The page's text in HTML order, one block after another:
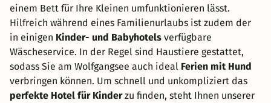
einem Bett für Ihre Kleinen umfunktionieren lässt.
Hilfreich während eines Familienurlaubs ist zudem der
in einigen Kinder- und Babyhotels verfügbare
Wäscheservice. In der Regel sind Haustiere gestattet,
sodass Sie am Wolfgangsee auch ideal Ferien mit Hund
verbringen können. Um schnell und unkompliziert das
perfekte Hotel für Kinderzu finden, steht Ihnen unserer